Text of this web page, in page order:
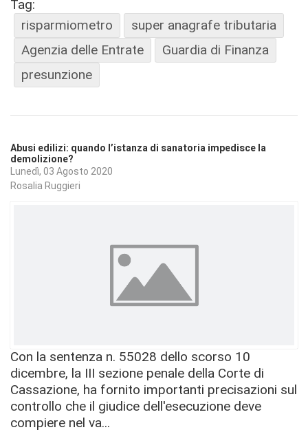
Tag:
risparmiometro
super anagrafe tributaria
Agenzia delle Entrate
Guardia di Finanza
presunzione
Abusi edilizi: quando l’istanza di sanatoria impedisce la
demolizione?
Lunedì, 03 Agosto 2020
Rosalia Ruggieri
Con la sentenza n. 55028 dello scorso 10
dicembre, la III sezione penale della Corte di
Cassazione, ha fornito importanti precisazioni sul
controllo che il giudice dell'esecuzione deve
compiere nel va...